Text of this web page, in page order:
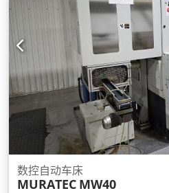
数控自动车床
MURATEC MW40